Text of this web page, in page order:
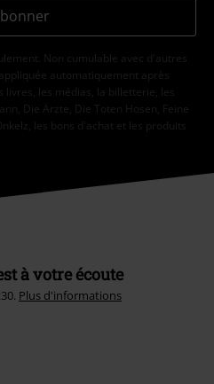
Non cumulable avec d'autres
automatiquement après
livres, les médias, la billetterie, les
Die Ärzte, Die Toten Hosen, Feine
les bons d'achat et les produits
à votre écoute
Plus d'informations